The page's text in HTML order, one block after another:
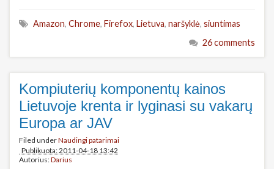
Amazon, Chrome, Firefox, Lietuva, naršyklė, siuntimas
26 comments
Kompiuterių komponentų kainos
Lietuvoje krenta ir lyginasi su vakarų
Europa ar JAV
Filed underNaudingi patarimai
Publikuota: 2011-04-18 13:42
Autorius:Darius